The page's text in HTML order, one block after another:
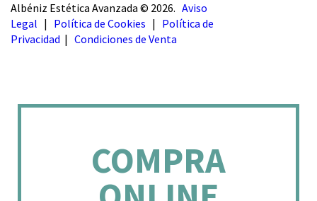
Albéniz Estética Avanzada © 2026. Aviso
Legal | Política de Cookies | Política de
Privacidad | Condiciones de Venta
COMPRA